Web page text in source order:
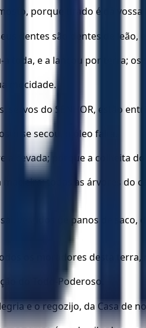
porque tirado é da vossa
dentes são dentes de leão,
toda, e a lançou por terra;
mocidade.
servos do SENHOR, estão
se secou, o óleo falta.
a cevada; porque a colheita
todas as árvores do
vestidos de panos de
os moradores desta terra,
do Todo-Poderoso.
e o regozijo, da Casa de